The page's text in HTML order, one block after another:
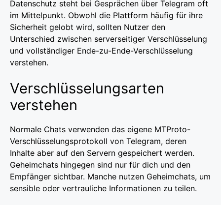
Datenschutz steht bei Gesprächen über Telegram oft
im Mittelpunkt. Obwohl die Plattform häufig für ihre
Sicherheit gelobt wird, sollten Nutzer den
Unterschied zwischen serverseitiger Verschlüsselung
und vollständiger Ende-zu-Ende-Verschlüsselung
verstehen.
Verschlüsselungsarten
verstehen
Normale Chats verwenden das eigene MTProto-
Verschlüsselungsprotokoll von Telegram, deren
Inhalte aber auf den Servern gespeichert werden.
Geheimchats hingegen sind nur für dich und den
Empfänger sichtbar. Manche nutzen Geheimchats, um
sensible oder vertrauliche Informationen zu teilen.